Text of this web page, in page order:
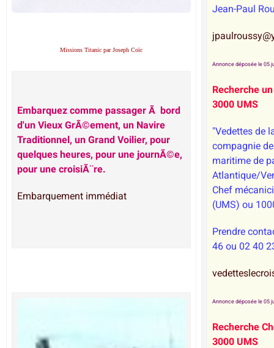
Missions Titanic par Joseph Coïc
Embarquez comme passager Ã bord
d'un Vieux GrÃ©ement, un Navire
Traditionnel, un Grand Voilier, pour
quelques heures, pour une journÃ©e,
pour une croisiÃ¨re.
Embarquement immédiat
Jean-Paul
Annonce déposée le 05
Recherche
3000 UMS
"Vedettes de
compagnie
maritime de
Atlantique/
Chef
(UMS) ou
Prendre
46 ou 02 40
Annonce déposée le 05
Recherche
3000 UMS